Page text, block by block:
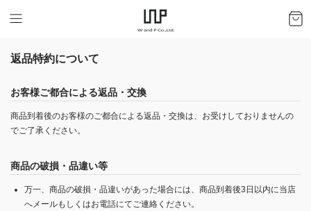
返品特約について
お客様ご都合による返品・交換
商品到着後のお客様のご都合による返品・交換は、お受けしておりませんの
でご了承ください。
商品の破損・品違い等
万一、商品の破損・品違いがあった場合には、商品到着後3日以内に当店
へメールもしくはお電話にてご連絡ください。